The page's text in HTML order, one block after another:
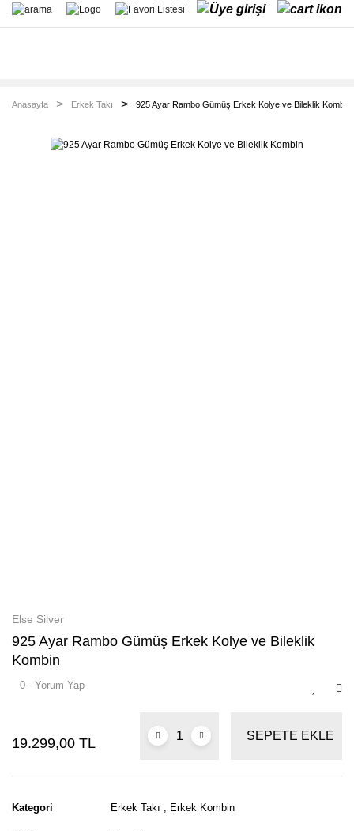
Anasayfa Erkek Takı 925 Ayar Rambo Gümüş Erkek Kolye ve Bileklik Kombin
Else Silver
925 Ayar Rambo Gümüş Erkek Kolye ve Bileklik
Kombin
0 - Yorum Yap
19.299,00 TL SEPETE EKLE
Kategori Erkek Takı Erkek Kombin